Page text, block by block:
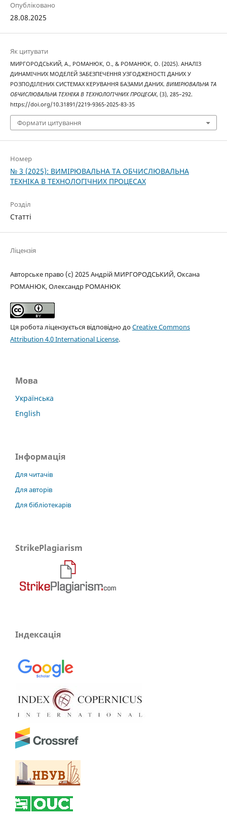
Опубліковано
28.08.2025
Як цитувати
МИРГОРОДСЬКИЙ, А., РОМАНЮК, О., & РОМАНЮК, О. (2025). АНАЛІЗ
ДИНАМІЧНИХ МОДЕЛЕЙ ЗАБЕЗПЕЧЕННЯ УЗГОДЖЕНОСТІ ДАНИХ У
РОЗПОДІЛЕНИХ СИСТЕМАХ КЕРУВАННЯ БАЗАМИ ДАНИХ. ВИМІРЮВАЛЬНА ТА
ОБЧИСЛЮВАЛЬНА ТЕХНІКА В ТЕХНОЛОГІЧНИХ ПРОЦЕСАХ, (3), 285–292.
https://doi.org/10.31891/2219-9365-2025-83-35
Формати цитування
Номер
№ 3 (2025): ВИМІРЮВАЛЬНА ТА ОБЧИСЛЮВАЛЬНА
ТЕХНІКА В ТЕХНОЛОГІЧНИХ ПРОЦЕСАХ
Розділ
Статті
Ліцензія
Авторське право (c) 2025 Андрій МИРГОРОДСЬКИЙ, Оксана
РОМАНЮК, Олександр РОМАНЮК
Ця робота ліцензується відповідно доCreative Commons
Attribution 4.0 International License.
Мова
Українська
English
Інформація
Для читачів
Для авторів
Для бібліотекарів
StrikePlagiarism
Індексація